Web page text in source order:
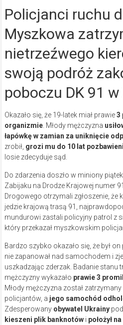
Policjanci ruchu
Myszkowa
nietrzeźwego
swoją podróż
poboczu DK 91
Okazało się, że 19-latek miał prawie3
organizmie. Młody mężczyzna
łapówkęw zamian za uniknięcie
zrobił, grozi mu do 10 lat
losie zdecyduje sąd.
Do zdarzenia doszło w miniony
Zabijaku na Drodze Krajowej numer
Drogowego otrzymali zgłoszenie, że
jedzie krajową trasą 91,
mundurowi zastali policyjny patrol z
który przekazał myszkowskim
Bardzo szybko okazało się, że był
nie zapanował nad samochodem i
uszkadzając zderzak. Badanie stanu
mężczyzny wykazało prawie 3
Młody mężczyzna został
policjantów, a jego samochód
Zdesperowany obywatel Ukrainy
kieszeni plik banknotówi położył